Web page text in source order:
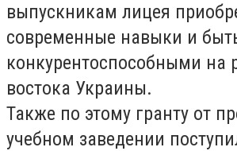
выпускникам лицея
современные навыки и
конкурентоспособными на
востока Украины.
Также по этому гранту от
учебном заведении